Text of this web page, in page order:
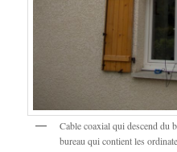
Cable coaxial qui descend
bureau qui contient les